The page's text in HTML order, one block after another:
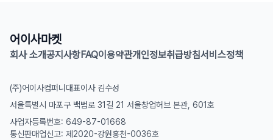
어이사마켓
회사 소개공지사항FAQ이용약관개인정보취급방침서비스정책
(주)어이사컴퍼니 대표이사 김수성
서울특별시 마포구 백범로 31길 21 서울창업허브 본관, 601호
사업자등록번호: 649-87-01668
통신판매업신고: 제2020-강원홍천-0036호